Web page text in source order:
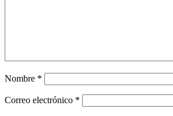
Nombre *
Correo electrónico *